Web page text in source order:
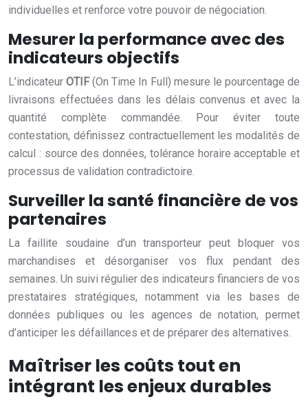
individuelles et renforce votre pouvoir de négociation.
Mesurer la performance avec des
indicateurs objectifs
L’indicateurOTIF(On Time In Full) mesure le pourcentage de
livraisons effectuées dans les délais convenus et avec la
quantité complète commandée. Pour éviter toute
contestation, définissez contractuellement les modalités de
calcul : source des données, tolérance horaire acceptable et
processus de validation contradictoire.
Surveiller la santé financière de vos
partenaires
La faillite soudaine d’un transporteur peut bloquer vos
marchandises et désorganiser vos flux pendant des
semaines. Un suivi régulier des indicateurs financiers de vos
prestataires stratégiques, notamment via les bases de
données publiques ou les agences de notation, permet
d’anticiper les défaillances et de préparer des alternatives.
Maîtriser les coûts tout en
intégrant les enjeux durables